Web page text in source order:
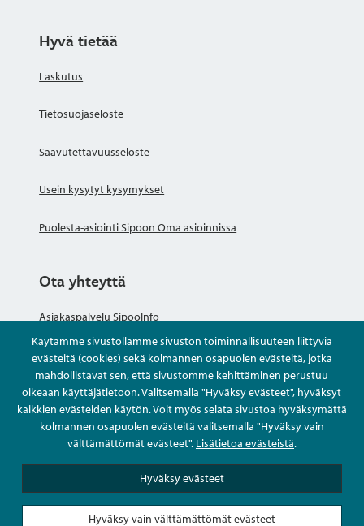
Käytämme sivustollamme sivuston toiminnallisuuteen liittyviä
evästeitä (cookies) sekä kolmannen osapuolen evästeitä, jotka
mahdollistavat sen, että sivustomme kehittäminen perustuu
oikeaan käyttäjätietoon. Valitsemalla "Hyväksy evästeet", hyväksyt
kaikkien evästeiden käytön. Voit myös selata sivustoa hyväksymättä
kolmannen osapuolen evästeitä valitsemalla "Hyväksy vain
välttämättömät evästeet". Lisätietoa evästeistä.
Hyväksy evästeet
Hyväksy vain välttämättömät evästeet
Hyvä tietää
Laskutus
Tietosuojaseloste
Saavutettavuusseloste
Usein kysytyt kysymykset
Puolesta-asiointi Sipoon Oma asioinnissa
Ota yhteyttä
Asiakaspalvelu SipooInfo
Anna palautetta nimettömästi
Kysy tai asioi
Yhteystiedot